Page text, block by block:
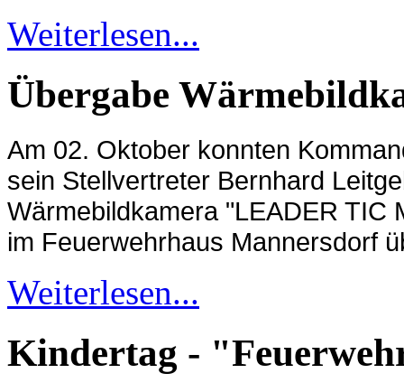
Weiterlesen...
Übergabe
Am 02. Oktober konnten
sein Stellvertreter Bernhard
Wärmebildkamera "LEADER TIC
im Feuerwehrhaus Mannersdorf
Weiterlesen...
Kindertag -